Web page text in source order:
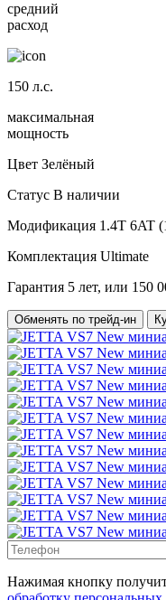
средний
расход
150 л.с.
максимальная
мощность
Цвет Зелёный
Статус В наличии
Модификация 1.4T 6AT
Комплектация Ultimate
Гарантия 5 лет, или 150
Обменять по трейд-ин
Нажимая кнопку